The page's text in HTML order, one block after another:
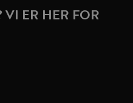
VI ER HER FOR